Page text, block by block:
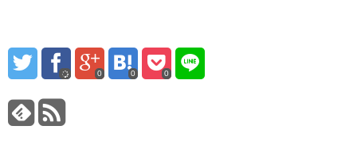
0 0 0